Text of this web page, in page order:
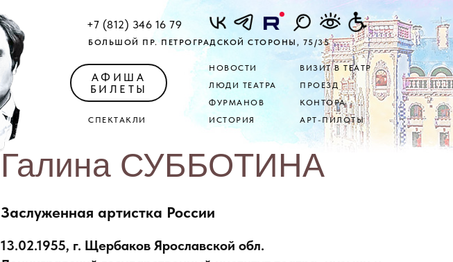
+7 (812) 346 16 79
БОЛЬШОЙ ПР. ПЕТРОГРАДСКОЙ СТОРОНЫ, 75/35
АРТ-ПИЛОТЫ
КОНТОРА
ПРОЕЗД
ВИЗИТ В ТЕАТР
НОВОСТИ
ИСТОРИЯ
ФУРМАНОВ
ЛЮДИ ТЕАТРА
СПЕКТАКЛИ
АФИША
БИЛЕТЫ
Галина СУББОТИНА
Заслуженная артистка России
13.02.1955, г. Щербаков Ярославской обл.